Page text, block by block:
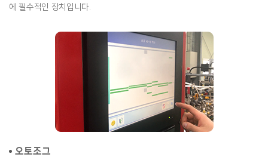
에 필수적인 장치입니다.
오토조그